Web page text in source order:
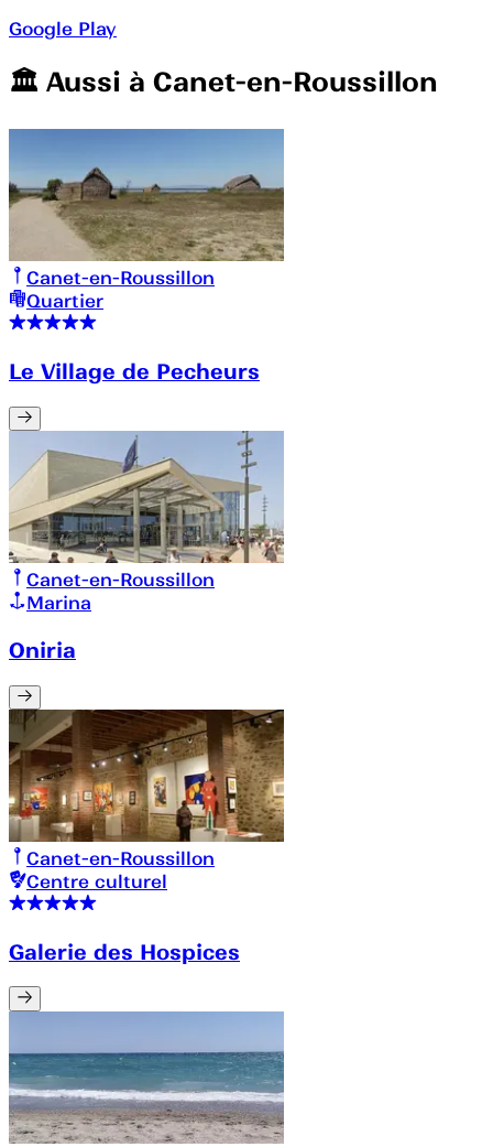
Google Play
🏛️️ Aussi à Canet-en-Roussillon
Canet-en-Roussillon
Quartier
Le Village de Pecheurs
Canet-en-Roussillon
Marina
Oniria
Canet-en-Roussillon
Centre culturel
Galerie des Hospices